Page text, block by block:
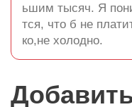
ьшим тысяч. Я
тся, что б не
ко,не холодно.